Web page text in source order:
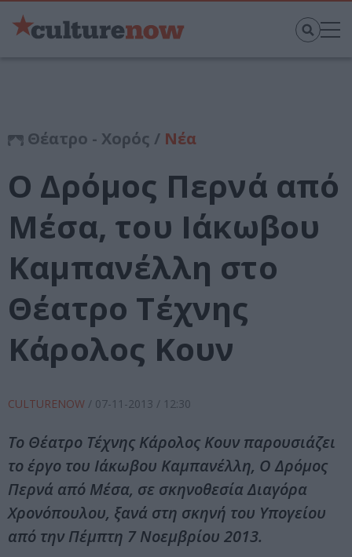
Θέατρο - Χορός / Νέα
Ο Δρόμος Περνά από
Μέσα, του Ιάκωβου
Καμπανέλλη στο
Θέατρο Τέχνης
Κάρολος Κουν
CULTURENOW / 07-11-2013 / 12:30
Το Θέατρο Τέχνης Κάρολος Κουν παρουσιάζει
το έργο του Ιάκωβου Καμπανέλλη, Ο Δρόμος
Περνά από Μέσα, σε σκηνοθεσία Διαγόρα
Χρονόπουλου, ξανά στη σκηνή του Υπογείου
από την Πέμπτη 7 Νοεμβρίου 2013.